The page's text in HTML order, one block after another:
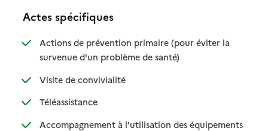
Actes spécifiques
Actions de prévention primaire (pour éviter la
survenue d'un problème de santé): disponible
: non disponible
Visite de convivialité: disponible
: non disponible
Téléassistance: disponible
: non disponible
Accompagnement à l'utilisation des équipements